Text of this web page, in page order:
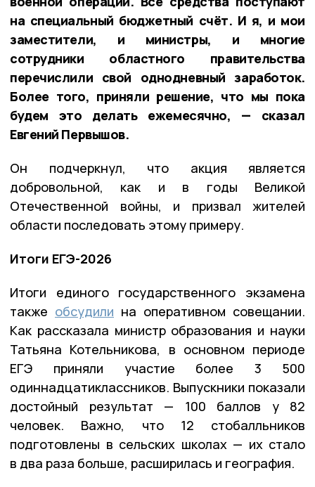
на специальный бюджетный счёт. И я, и мои
заместители, и министры, и многие
сотрудники областного правительства
перечислили свой однодневный заработок.
Более того, приняли решение, что мы пока
будем это делать ежемесячно, — сказал
Евгений Первышов.
Он подчеркнул, что акция является
добровольной, как и в годы Великой
Отечественной войны, и призвал жителей
области последовать этому примеру.
Итоги ЕГЭ-2026
Итоги единого государственного экзамена
также обсудили на оперативном совещании.
Как рассказала министр образования и науки
Татьяна Котельникова, в основном периоде
ЕГЭ приняли участие более 3 500
одиннадцатиклассников. Выпускники показали
достойный результат — 100 баллов у 82
человек. Важно, что 12 стобалльников
подготовлены в сельских школах — их стало
в два раза больше, расширилась и география.